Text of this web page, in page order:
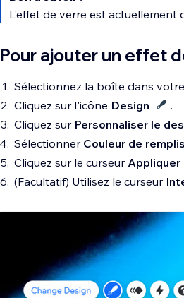
L'effet de verre est
Pour ajouter un effet
Sélectionnez la boîte dans
Cliquez sur l'icône Design
.
Cliquez sur Personnaliser le
Sélectionner Couleur de
Cliquez sur le curseurAppliquer
(Facultatif) Utilisez le curseur